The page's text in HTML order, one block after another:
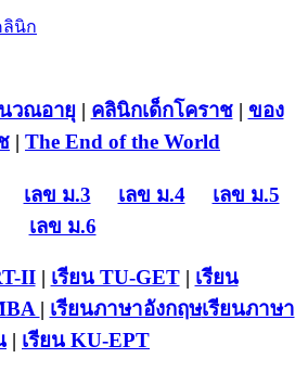
วณอายุ | คลินิกเด็กโคราช| ของ
| The End of the World
เลข ม.3 เลข ม.4
เลข ม.5
เลข ม.6
II| เรียน TU-GET| เรียน
| เรียนภาษาอังกฤษเรียนภาษา
| เรียน KU-EPT